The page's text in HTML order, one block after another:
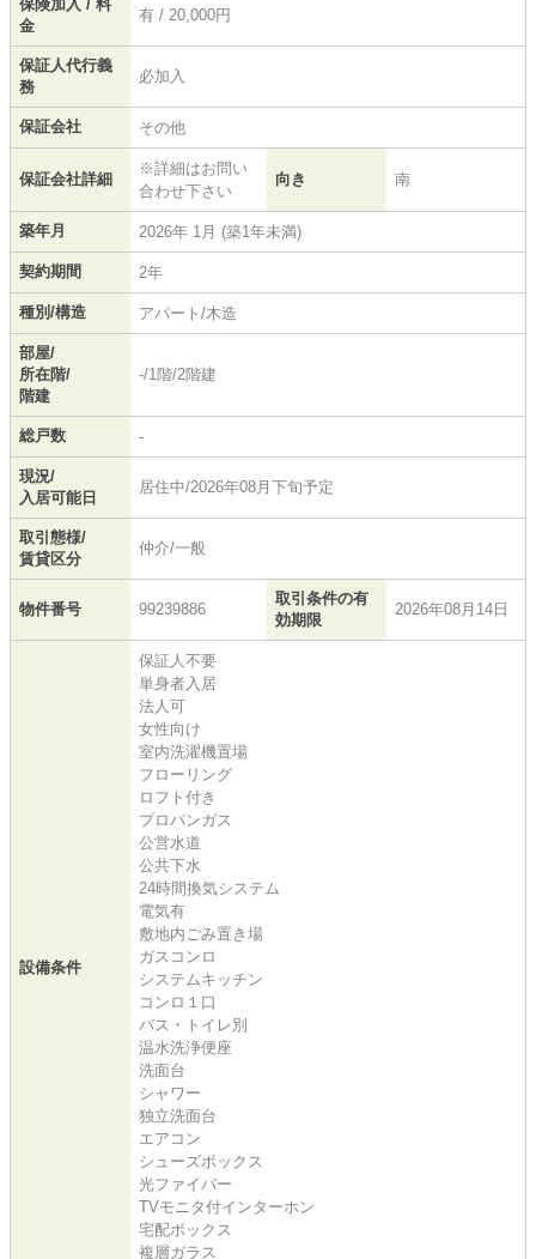
保険加入 / 料
金
有 / 20,000円
保証人代行義
務
必加入
保証会社 その他
保証会社詳細
※詳細はお問い
合わせ下さい
向き 南
築年月 2026年 1月 (築1年未満)
契約期間 2年
種別/構造 アパート/木造
部屋/
所在階/
階建
-/1階/2階建
総戸数 -
現況/
入居可能日
居住中/2026年08月下旬予定
取引態様/
賃貸区分
仲介/一般
物件番号 99239886
取引条件の有
効期限
2026年08月14日
設備条件
保証人不要
単身者入居
法人可
女性向け
室内洗濯機置場
フローリング
ロフト付き
プロパンガス
公営水道
公共下水
24時間換気システム
電気有
敷地内ごみ置き場
ガスコンロ
システムキッチン
コンロ１口
バス・トイレ別
温水洗浄便座
洗面台
シャワー
独立洗面台
エアコン
シューズボックス
光ファイバー
TVモニタ付インターホン
宅配ボックス
複層ガラス